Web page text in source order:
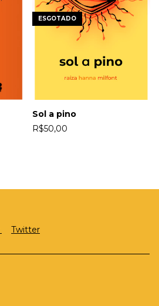
ESGOTADO
Sol a pino
R$50,00
Twitter